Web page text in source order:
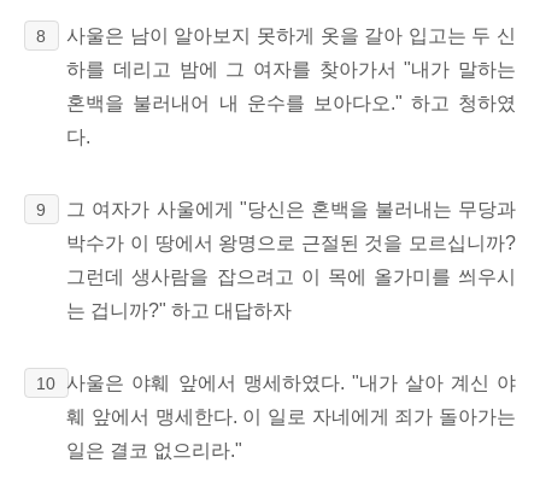
8
사울은 남이 알아보지 못하게 옷을 갈아 입고는 두 신
하를 데리고 밤에 그 여자를 찾아가서 "내가 말하는
혼백을 불러내어 내 운수를 보아다오." 하고 청하였
다.
9
그 여자가 사울에게 "당신은 혼백을 불러내는 무당과
박수가 이 땅에서 왕명으로 근절된 것을 모르십니까?
그런데 생사람을 잡으려고 이 목에 올가미를 씌우시
는 겁니까?" 하고 대답하자
10
사울은 야훼 앞에서 맹세하였다. "내가 살아 계신 야
훼 앞에서 맹세한다. 이 일로 자네에게 죄가 돌아가는
일은 결코 없으리라."